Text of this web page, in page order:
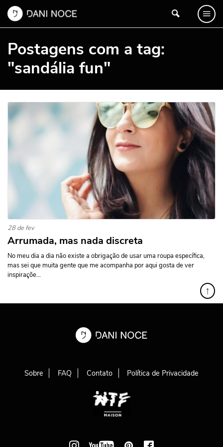
Postagens com a tag:
"sandália fun"
28 de fev
Arrumada, mas nada discreta
No meu dia a dia não existe a obrigação de usar uma roupa específica,
mas sei que muita gente que me acompanha por aqui gosta de ver
inspiraçõe...
↑
Sobre FAQ Contato Política de Privacidade